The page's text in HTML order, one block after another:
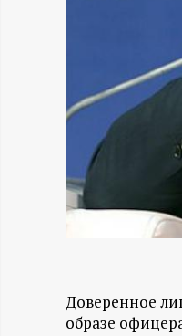
н
о
р
а
Доверенное
образе